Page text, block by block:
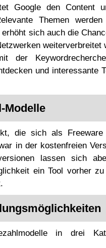
Google den Content
Themen werden
sich auch die
weiterverbreitet
der
und interessante
Modelle
die sich als Freeware
in der kostenfreien
lassen sich
ein Tool vorher
in drei